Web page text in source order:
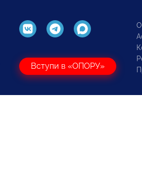
Вступи в «ОПОРУ»